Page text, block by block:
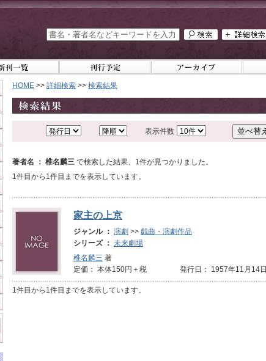
HOME >> 詳細検索 >> 検索結果
表示件数
著者名 ： 椎名麟三 で検索した結果、1件が見つかりました。
1件目から1件目までを表示しています。
家主の上京
ジャンル ： 演劇 >> 戯曲・演劇作品
シリーズ ： 未来劇場
椎名麟三 著
定価： 本体150円＋税 発行日： 1957年11月14日
1件目から1件目までを表示しています。